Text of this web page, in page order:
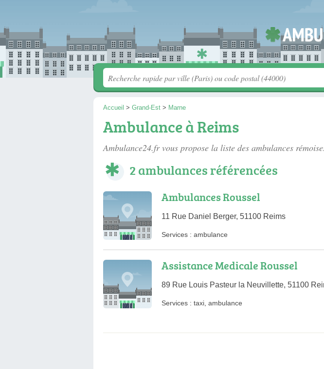
Accueil > Grand-Est > Marne
Ambulance à Reims
Ambulance24.fr vous propose la liste des ambulances
2 ambulances référencées
Ambulances Roussel
11 Rue Daniel Berger, 51100 Reims
Services : ambulance
Assistance Medicale Roussel
89 Rue Louis Pasteur la Neuvillette, 51100
Services : taxi ambulance